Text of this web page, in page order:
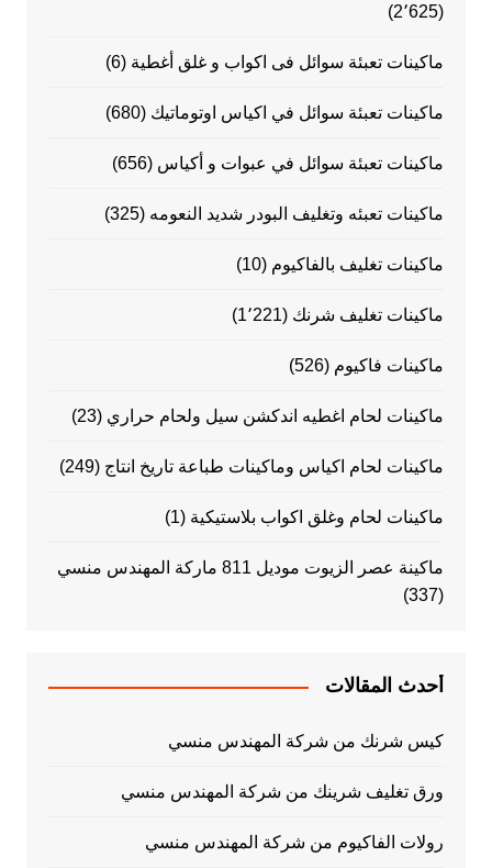
(2٬625)
ماكينات تعبئة سوائل فى اكواب و غلق أغطية (6)
ماكينات تعبئة سوائل في اكياس اوتوماتيك (680)
ماكينات تعبئة سوائل في عبوات و أكياس (656)
ماكينات تعبئه وتغليف البودر شديد النعومه (325)
ماكينات تغليف بالفاكيوم (10)
ماكينات تغليف شرنك (1٬221)
ماكينات فاكيوم (526)
ماكينات لحام اغطيه اندكشن سيل ولحام حراري (23)
ماكينات لحام اكياس وماكينات طباعة تاريخ انتاج (249)
ماكينات لحام وغلق اكواب بلاستيكية (1)
ماكينة عصر الزيوت موديل 811 ماركة المهندس منسي
(337)
أحدث المقالات
كيس شرنك من شركة المهندس منسي
ورق تغليف شرينك من شركة المهندس منسي
رولات الفاكيوم من شركة المهندس منسي